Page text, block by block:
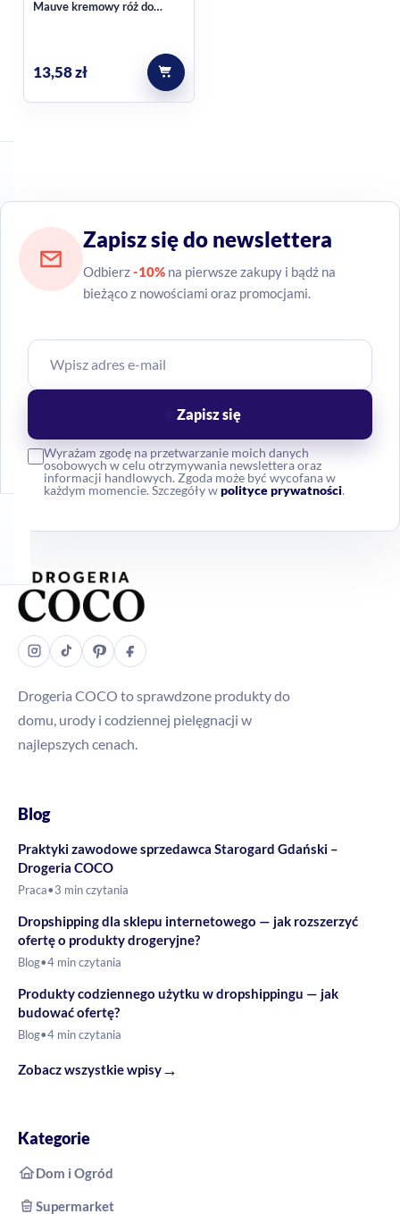
Tak, w opisie produktu wskazano możliwość stopniowania
wyrazisty efekt.
Jak aplikować ten produkt?
Mauve kremowy róż do
13,58zł
Zapisz się do newslettera
Odbierz-10% na pierwsze zakupy i bądź na
bieżąco z nowościami oraz promocjami.
Wyrażam zgodę na przetwarzanie moich danych
osobowych w celu otrzymywania newslettera oraz
informacji handlowych. Zgoda może być wycofana w
każdym momencie. Szczegóły wpolityce prywatności.
Zapisz się
Drogeria COCO to sprawdzone produkty do
domu, urody i codziennej pielęgnacji w
najlepszych cenach.
Blog
Praktyki zawodowe sprzedawca Starogard Gdański –
Drogeria COCO
Praca•3 min czytania
Dropshipping dla sklepu internetowego — jak rozszerzyć
ofertę o produkty drogeryjne?
Blog•4 min czytania
Produkty codziennego użytku w dropshippingu — jak
budować ofertę?
Blog•4 min czytania
Zobacz wszystkie wpisy→
Kategorie
Dom i Ogród
Supermarket